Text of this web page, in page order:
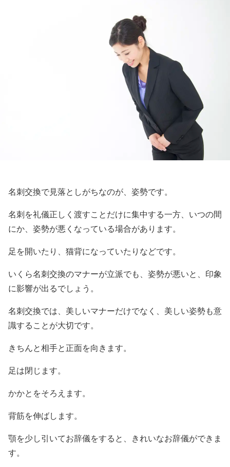
名刺交換で見落としがちなのが、姿勢です。
名刺を礼儀正しく渡すことだけに集中する一方、いつの間
にか、姿勢が悪くなっている場合があります。
足を開いたり、猫背になっていたりなどです。
いくら名刺交換のマナーが立派でも、姿勢が悪いと、印象
に影響が出るでしょう。
名刺交換では、美しいマナーだけでなく、美しい姿勢も意
識することが大切です。
きちんと相手と正面を向きます。
足は閉じます。
かかとをそろえます。
背筋を伸ばします。
顎を少し引いてお辞儀をすると、きれいなお辞儀ができま
す。